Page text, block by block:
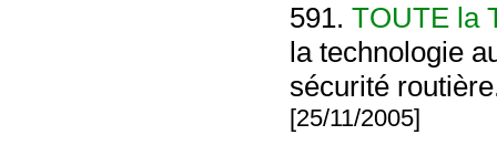
591. TOUTE la
la technologie
sécurité
[25/11/2005]